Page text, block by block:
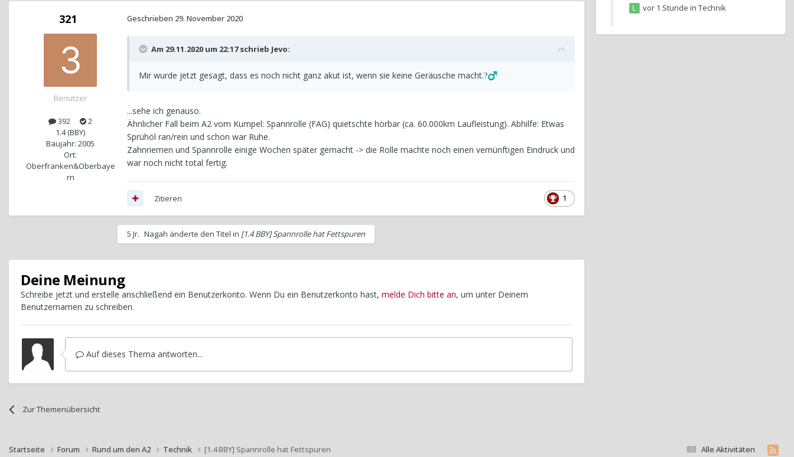
321
Benutzer
392
2
1.4 (BBY)
Baujahr: 2005
Ort:
Oberfranken&Oberbaye
rn
Geschrieben 29. November 2020
Am 29.11.2020 um 22:17 schrieb Jevo:
Mir wurde jetzt gesagt, dass es noch nicht ganz akut ist, wenn sie keine Geräusche macht.?‍♂️
...sehe ich genauso.
Ähnlicher Fall beim A2 vom Kumpel: Spannrolle (FAG) quietschte hörbar (ca. 60.000km Laufleistung). Abhilfe: Etwas
Sprühöl ran/rein und schon war Ruhe.
Zahnriemen und Spannrolle einige Wochen später gemacht -> die Rolle machte noch einen vernünftigen Eindruck und
war noch nicht total fertig.
1
Zitieren
5 Jr. Nagah änderte den Titel in [1.4 BBY] Spannrolle hat Fettspuren
Deine Meinung
Schreibe jetzt und erstelle anschließend ein Benutzerkonto. Wenn Du ein Benutzerkonto hast, melde Dich bitte an, um unter Deinem
Benutzernamen zu schreiben.
Auf dieses Thema antworten...
Zur Themenübersicht
vor 1 Stunde inTechnik
Alle Aktivitäten
Startseite Forum Rund um den A2 Technik [1.4 BBY] Spannrolle hat Fettspuren